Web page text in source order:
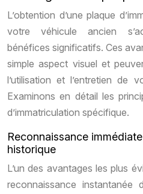
L’obtention d’une plaque
votre véhicule ancien
bénéfices significatifs. Ces
simple aspect visuel et
l’utilisation et l’entretien de
Examinons en détail les
d’immatriculation spécifique.
Reconnaissance
historique
L’un des avantages les plus
reconnaissance instantanée